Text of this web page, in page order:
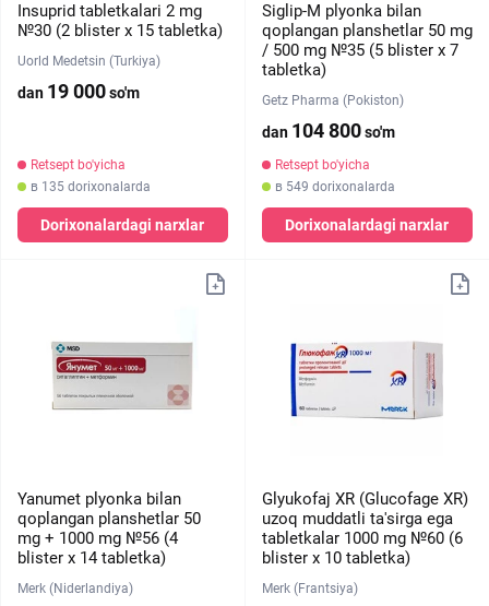
Insuprid tabletkalari 2 mg
№30 (2 blister х 15 tabletka)
Uorld Medetsin (Turkiya)
dan 19 000so'm
Retsept bo'yicha
в 135 dorixonalarda
Dorixonalardagi narxlar
Siglip-M plyonka bilan
qoplangan planshetlar 50 mg
/ 500 mg №35 (5 blister х 7
tabletka)
Getz Pharma (Pokiston)
dan 104 800so'm
Retsept bo'yicha
в 549 dorixonalarda
Dorixonalardagi narxlar
Yanumet plyonka bilan
qoplangan planshetlar 50
mg + 1000 mg №56 (4
blister х 14 tabletka)
Merk (Niderlandiya)
Glyukofaj XR (Glucofage XR)
uzoq muddatli ta'sirga ega
tabletkalar 1000 mg №60 (6
blister х 10 tabletka)
Merk (Frantsiya)